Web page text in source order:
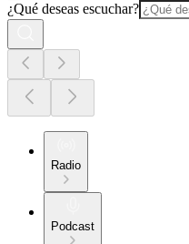
¿Qué deseas escuchar?
Radio
Podcast